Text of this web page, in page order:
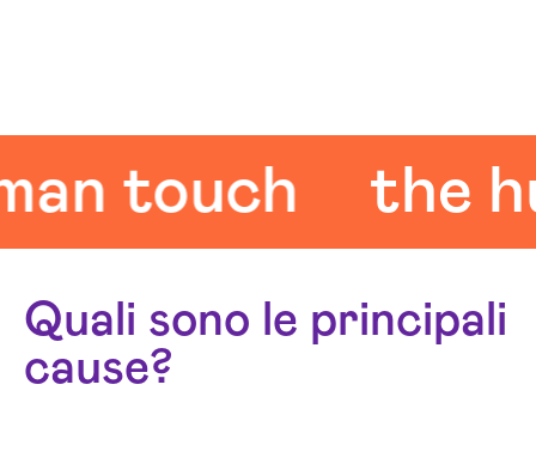
touch the
Quali sono le principali
cause?